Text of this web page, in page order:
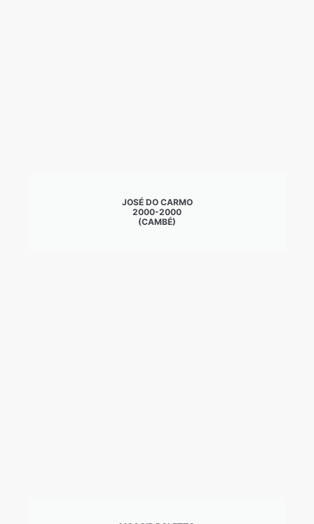
JOSÉ DO CARMO
2000-2000
(CAMBÉ)